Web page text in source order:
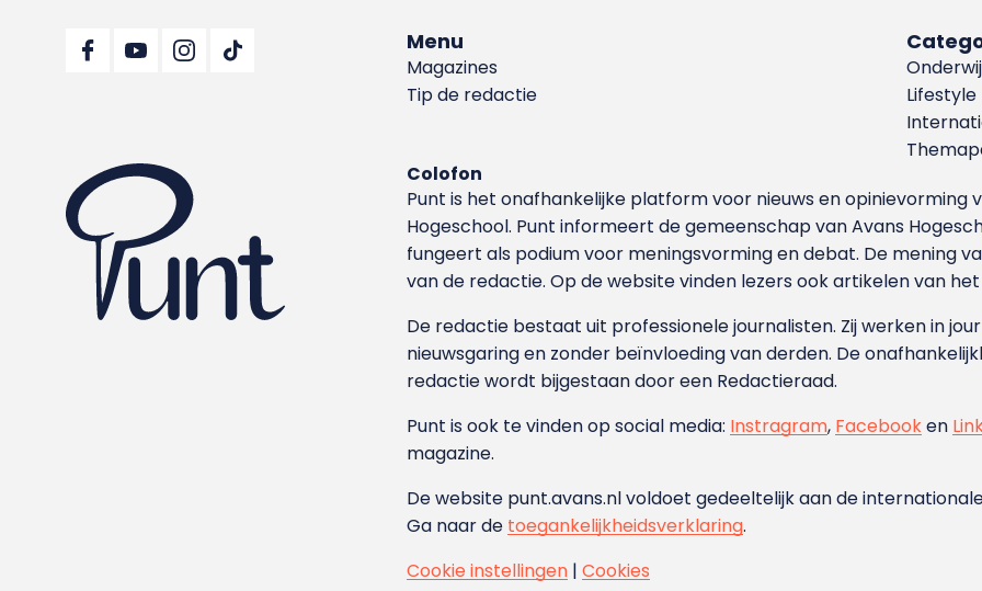
Menu
Magazines
Tip de redactie
Lifestyle
Colofon
Punt is het onafhankelijke platform voor nieuws en
Hoge­school. Punt informeert de gemeenschap van Avans
fungeert als podium voor meningsvorming en debat. De mening
van de redactie. Op de website vinden lezers ook artikelen van
De redactie bestaat uit professionele journalisten. Zij werken in
nieuwsgaring en zonder beïnvloeding van derden. De
redactie wordt bijgestaan door een Redactieraad.
Punt is ook te vinden op social media: Instragram, Facebooken
magazine.
De website punt.avans.nl voldoet gedeeltelijk aan de
Ga naar de toegankelijkheidsverklaring.
Cookie instellingen |Cookies